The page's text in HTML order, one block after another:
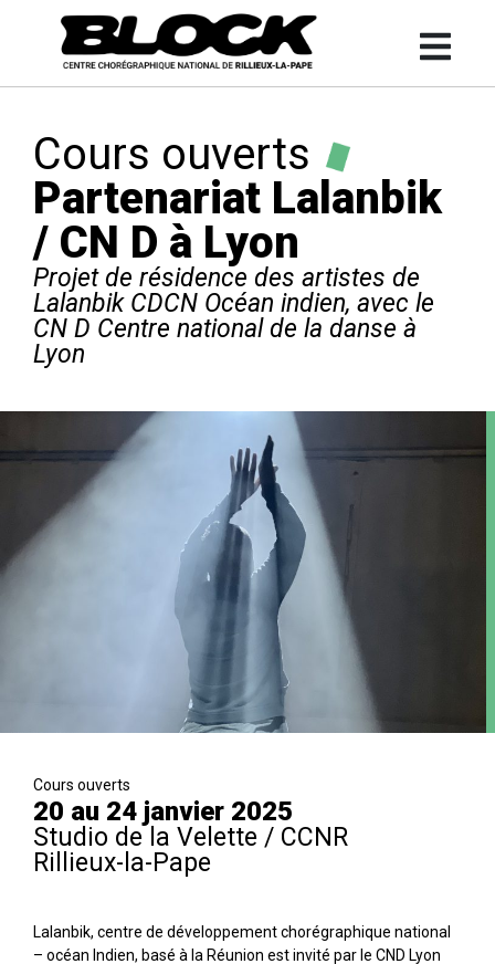
Cours ouverts
Partenariat Lalanbik
/ CN D à Lyon
Projet de résidence des artistes de
Lalanbik CDCN Océan indien, avec le
CN D Centre national de la danse à
Lyon
Cours ouverts
20 au 24 janvier 2025
Studio de la Velette / CCNR
Rillieux-la-Pape
Lalanbik, centre de développement chorégraphique national
– océan Indien, basé à la Réunion est invité par le CND Lyon